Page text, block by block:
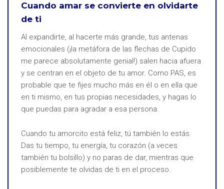
Cuando amar se convierte en olvidarte
de ti
Al expandirte, al hacerte más grande, tus antenas
emocionales (¡la metáfora de las flechas de Cupido
me parece absolutamente genial!) salen hacia afuera
y se centran en el objeto de tu amor. Como PAS, es
probable que te fijes mucho más en él o en ella que
en ti mismo, en tus propias necesidades, y hagas lo
que puedas para agradar a esa persona.
Cuando tu amorcito está feliz, tú también lo estás.
Das tu tiempo, tu energía, tu corazón (a veces
también tu bolsillo) y no paras de dar, mientras que
posiblemente te olvidas de ti en el proceso.